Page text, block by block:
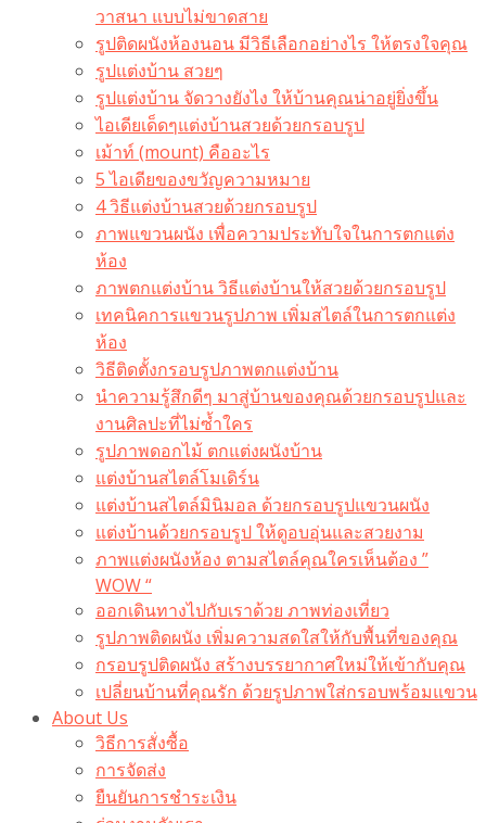
วาสนา แบบไม่ขาดสาย
รูปติดผนังห้องนอน มีวิธีเลือกอย่างไร ให้ตรงใจคุณ
รูปแต่งบ้าน สวยๆ
รูปแต่งบ้าน จัดวางยังไง ให้บ้านคุณน่าอยู่ยิ่งขึ้น
ไอเดียเด็ดๆแต่งบ้านสวยด้วยกรอบรูป
เม้าท์ (mount) คืออะไร​
5 ไอเดียของขวัญความหมาย
4 วิธีแต่งบ้านสวยด้วยกรอบรูป
ภาพแขวนผนัง เพื่อความประทับใจในการตกแต่ง
ห้อง
ภาพตกแต่งบ้าน วิธีแต่งบ้านให้สวยด้วยกรอบรูป
เทคนิคการแขวนรูปภาพ เพิ่มสไตล์ในการตกแต่ง
ห้อง
วิธีติดตั้งกรอบรูปภาพตกแต่งบ้าน
นำความรู้สึกดีๆ มาสู่บ้านของคุณด้วยกรอบรูปและ
งานศิลปะที่ไม่ซ้ำใคร
รูปภาพดอกไม้ ตกแต่งผนังบ้าน
แต่งบ้านสไตล์โมเดิร์น
แต่งบ้านสไตล์มินิมอล ด้วยกรอบรูปแขวนผนัง
แต่งบ้านด้วยกรอบรูป ให้ดูอบอุ่นและสวยงาม
ภาพแต่งผนังห้อง ตามสไตล์คุณใครเห็นต้อง ”
WOW “
ออกเดินทางไปกับเราด้วย ภาพท่องเที่ยว
รูปภาพติดผนัง เพิ่มความสดใสให้กับพื้นที่ของคุณ
กรอบรูปติดผนัง สร้างบรรยากาศใหม่ให้เข้ากับคุณ
เปลี่ยนบ้านที่คุณรัก ด้วยรูปภาพใส่กรอบพร้อมแขวน​
About Us
วิธีการสั่งซื้อ
การจัดส่ง
ยืนยันการชำระเงิน